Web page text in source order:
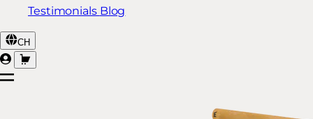
Testimonials Blog
CH